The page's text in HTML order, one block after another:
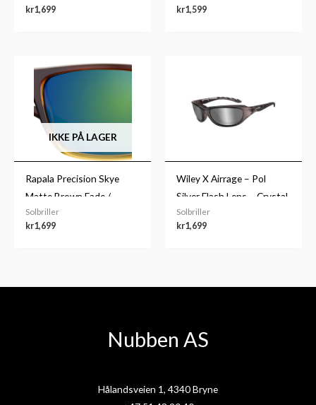
kr1,699 kr1,599
IKKE PÅ LAGER
Rapala Precision Skye
Matte Brown Fade /
Amber Grn
Solbriller
kr1,699
Wiley X Airrage – Pol
Silver Flash Lens – Crystal
Metallic Frame
Solbriller
kr1,699
Nubben AS
Hålandsveien 1, 4340 Bryne